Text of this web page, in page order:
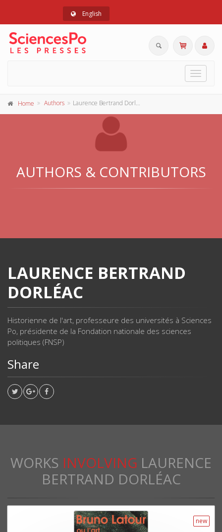
English
Toggle
Home Authors Laurence Bertrand Dorléac
AUTHORS & CONTRIBUTORS
LAURENCE BERTRAND
DORLÉAC
Historienne de l'art, professeure des universités à Sciences
Po, présidente de la Fondation nationale des sciences
politiques (FNSP)
Share
WORKS INVOLVING LAURENCE
BERTRAND DORLÉAC
new